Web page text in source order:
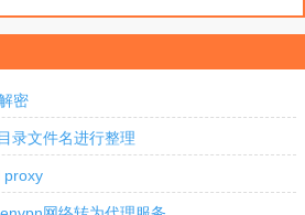
密
录文件名进行整理
proxy